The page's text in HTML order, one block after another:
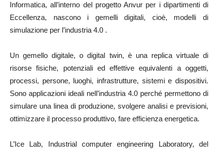
Informatica, all’interno del progetto Anvur per i dipartimenti di
Eccellenza, nascono i gemelli digitali, cioè, modelli di
simulazione per l’industria 4.0 .
Un gemello digitale, o digital twin, è una replica virtuale di
risorse fisiche, potenziali ed effettive equivalenti a oggetti,
processi, persone, luoghi, infrastrutture, sistemi e dispositivi.
Sono applicazioni ideali nell’industria 4.0 perché permettono di
simulare una linea di produzione, svolgere analisi e previsioni,
ottimizzare il processo produttivo, fare efficienza energetica.
L’Ice Lab, Industrial computer engineering Laboratory, del